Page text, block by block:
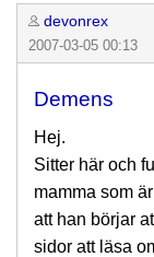
devonrex
2007-03-05 00:13
Demens
Hej.
Sitter här och
mamma som
att han börjar
sidor att läsa